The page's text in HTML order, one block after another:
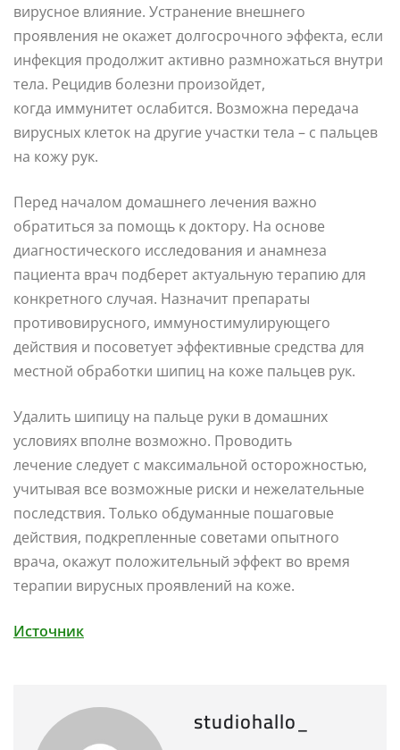
вирусное влияние. Устранение внешнего
проявления не окажет долгосрочного эффекта, если
инфекция продолжит активно размножаться внутри
тела. Рецидив болезни произойдет,
когда иммунитет ослабится. Возможна передача
вирусных клеток на другие участки тела – с пальцев
на кожу рук.
Перед началом домашнего лечения важно
обратиться за помощь к доктору. На основе
диагностического исследования и анамнеза
пациента врач подберет актуальную терапию для
конкретного случая. Назначит препараты
противовирусного, иммуностимулирующего
действия и посоветует эффективные средства для
местной обработки шипиц на коже пальцев рук.
Удалить шипицу на пальце руки в домашних
условиях вполне возможно. Проводить
лечение следует с максимальной осторожностью,
учитывая все возможные риски и нежелательные
последствия. Только обдуманные пошаговые
действия, подкрепленные советами опытного
врача, окажут положительный эффект во время
терапии вирусных проявлений на коже.
Источник
studiohallo_